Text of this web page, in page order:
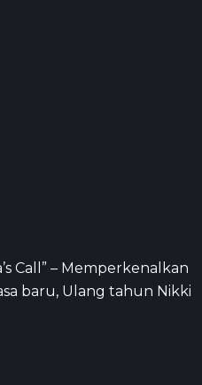
Call” – Memperkenalkan
baru, Ulang tahun Nikki